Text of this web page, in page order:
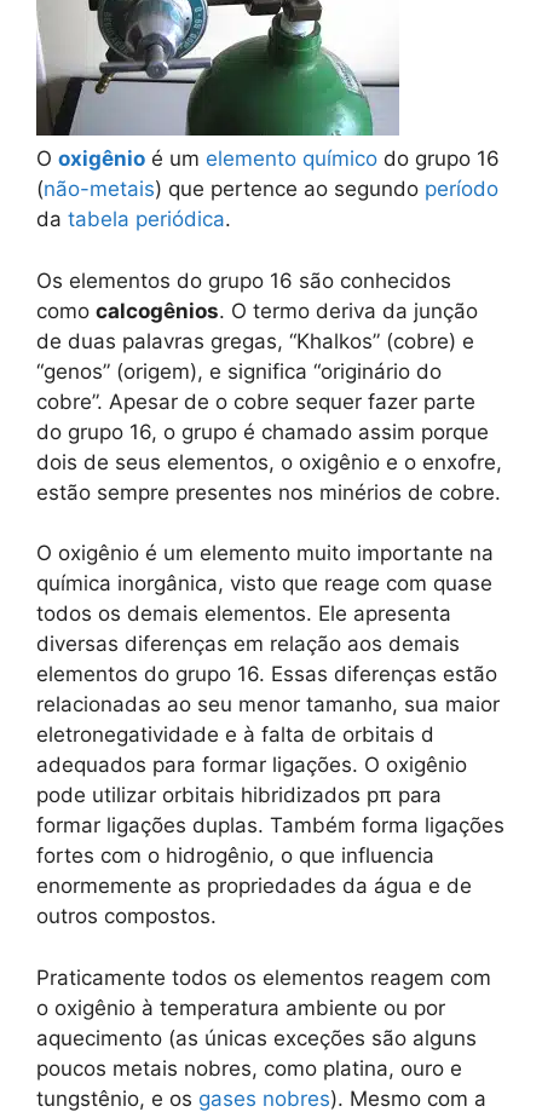
O oxigênio é um elemento químico do grupo 16
(não-metais) que pertence ao segundo período
da tabela periódica.
Os elementos do grupo 16 são conhecidos
como calcogênios. O termo deriva da junção
de duas palavras gregas, “Khalkos” (cobre) e
“genos” (origem), e significa “originário do
cobre”. Apesar de o cobre sequer fazer parte
do grupo 16, o grupo é chamado assim porque
dois de seus elementos, o oxigênio e o enxofre,
estão sempre presentes nos minérios de cobre.
O oxigênio é um elemento muito importante na
química inorgânica, visto que reage com quase
todos os demais elementos. Ele apresenta
diversas diferenças em relação aos demais
elementos do grupo 16. Essas diferenças estão
relacionadas ao seu menor tamanho, sua maior
eletronegatividade e à falta de orbitais d
adequados para formar ligações. O oxigênio
pode utilizar orbitais hibridizados pπ para
formar ligações duplas. Também forma ligações
fortes com o hidrogênio, o que influencia
enormemente as propriedades da água e de
outros compostos.
Praticamente todos os elementos reagem com
o oxigênio à temperatura ambiente ou por
aquecimento (as únicas exceções são alguns
poucos metais nobres, como platina, ouro e
tungstênio, e os gases nobres). Mesmo com a